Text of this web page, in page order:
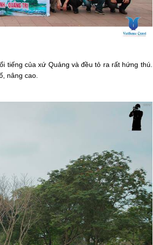
tiếng của xứ Quảng và đều tỏ ra rất hứng thú.
nâng cao.